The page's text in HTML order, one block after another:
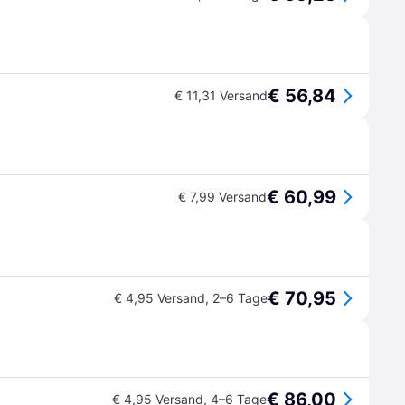
€ 11,31 Versand€ 56,84
€ 7,99 Versand€ 60,99
€ 4,95 Versand, 2–6 Tage€ 70,95
€ 4,95 Versand, 4–6 Tage€ 86,00